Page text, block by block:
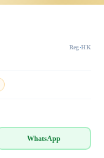
Reg·HK
WhatsApp